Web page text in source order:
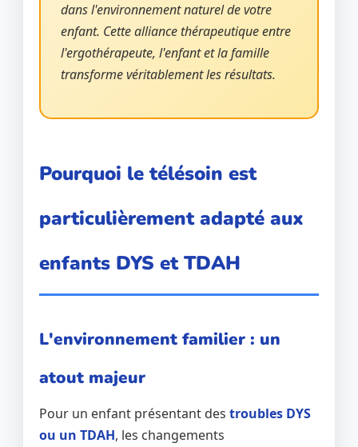
dans l'environnement naturel de votre
enfant. Cette alliance thérapeutique entre
l'ergothérapeute, l'enfant et la famille
transforme véritablement les résultats.
Pourquoi le télésoin est
particulièrement adapté aux
enfants DYS et TDAH
L'environnement familier : un
atout majeur
Pour un enfant présentant destroubles DYS
ou un TDAH, les changements